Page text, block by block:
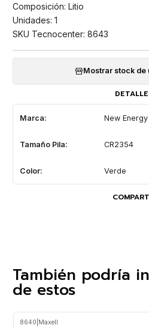
Composición: Litio
Unidades: 1
SKU Tecnocenter: 8643
Mostrar stock de
Marca: New Energy
Tamaño Pila: CR2354
Color: Verde
También podría
de estos
8640 Maxell